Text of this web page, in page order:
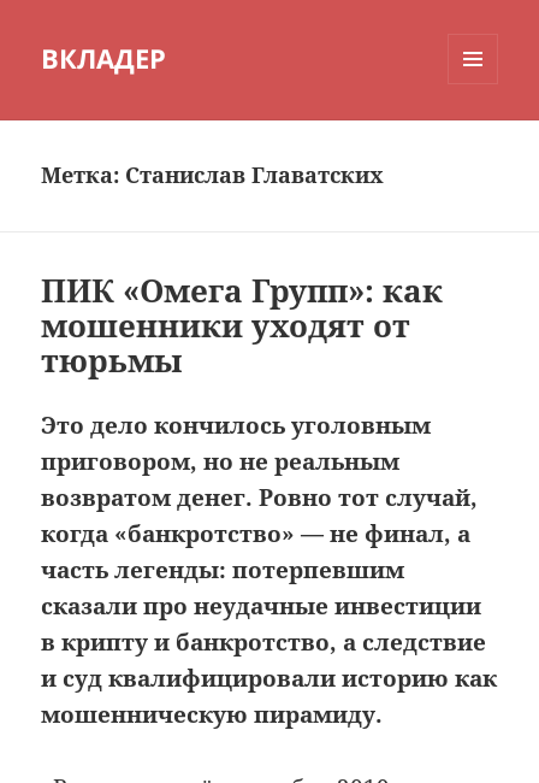
ВКЛАДЕР
Метка: Станислав Главатских
ПИК «Омега Групп»: как
мошенники уходят от
тюрьмы
Это дело кончилось уголовным
приговором, но не реальным
возвратом денег. Ровно тот случай,
когда «банкротство» — не финал, а
часть легенды: потерпевшим
сказали про неудачные инвестиции
в крипту и банкротство, а следствие
и суд квалифицировали историю как
мошенническую пирамиду.